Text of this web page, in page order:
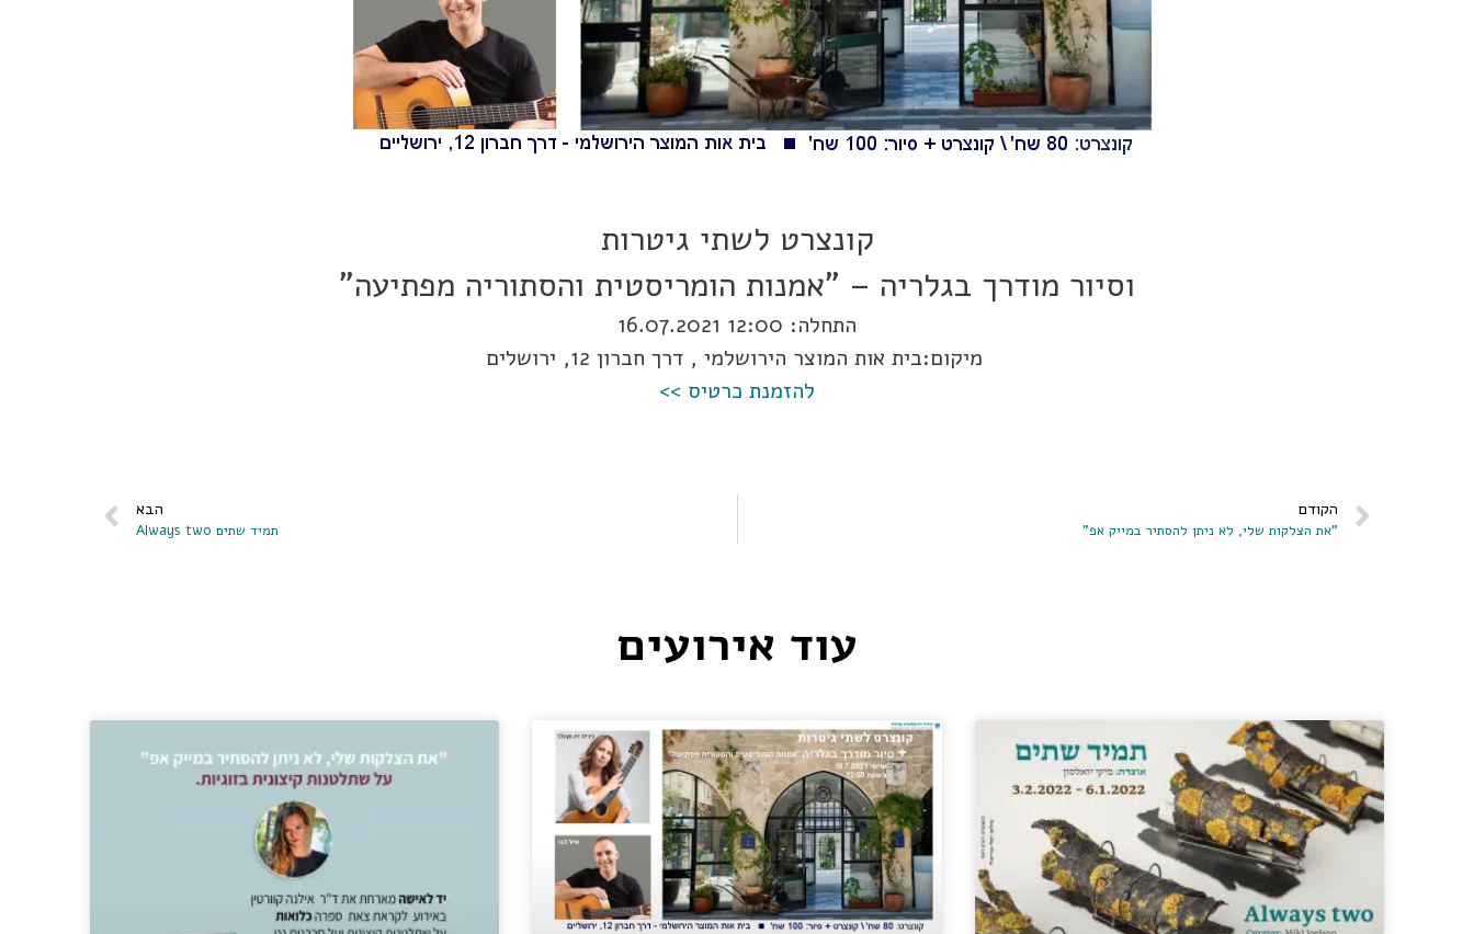
קונצרט לשתי גיטרות
וסיור מודרך בגלריה – "אמנות הומריסטית והסתוריה מפתיעה"
התחלה:
מיקום:בית אות המוצר הירושלמי , דרך חברון 12, ירושלים
להזמנת כרטיס >>
הקודם
"את הצלקות שלי, לא ניתן להסתיר במייק אפ"
הבא
תמיד שתים Always two
עוד אירועים